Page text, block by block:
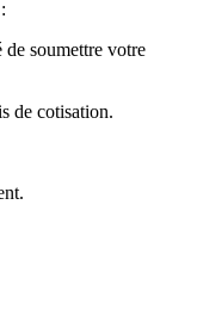
soumettre votre
de cotisation.